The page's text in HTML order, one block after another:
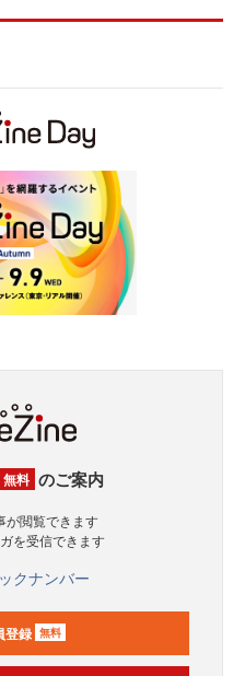
無料 のご案内
が閲覧できます
を受信できます
クナンバー
登録 無料